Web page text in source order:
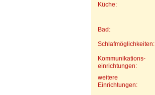
Küche:
Bad:
Schlafmöglichkeiten:
Kommunikations-
einrichtungen:
weitere
Einrichtungen: